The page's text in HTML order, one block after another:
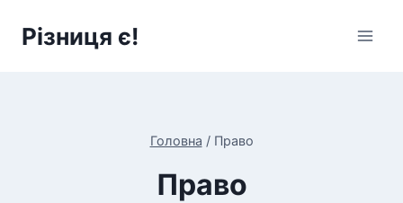
Різниця є!
Головна / Право
Право